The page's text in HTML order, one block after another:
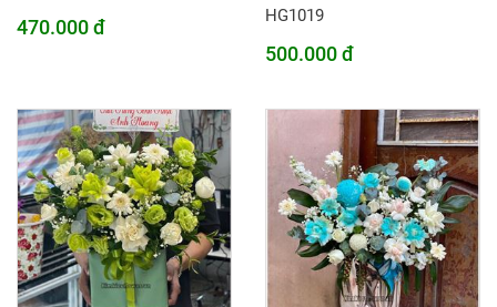
470.000 đ
HG1019
500.000 đ